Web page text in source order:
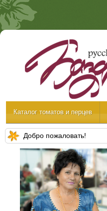
Каталог томатов и перцев
Добро пожаловать!